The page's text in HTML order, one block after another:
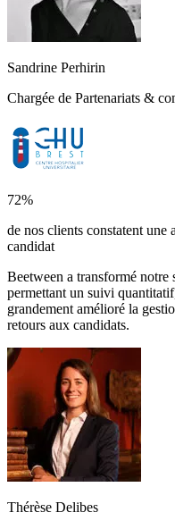
Sandrine Perhirin
Chargée de Partenariats &
72%
de nos clients constatent
candidat
Beetween a transformé
permettant un suivi
grandement amélioré la
retours aux candidats.
Thérèse Delibes